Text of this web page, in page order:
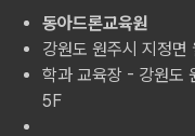
동아드론교육원
강원도 원주시 지정
학과 교육장 - 강원도
5F